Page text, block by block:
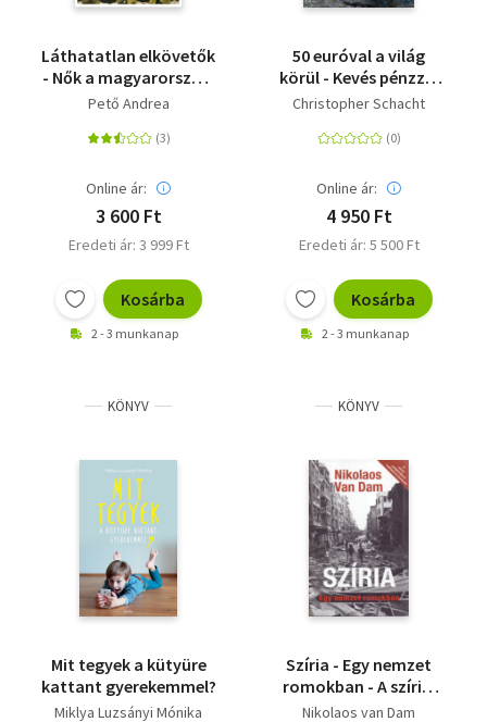
Láthatatlan elkövetők
- Nők a magyarországi
nyilasmozgalomban
Pető Andrea
Online ár:
3 600 Ft
Eredeti ár: 3 999 Ft
Kosárba
2 - 3 munkanap
50 euróval a világ
körül - Kevés pénzzel
indultam - gazdagon
Christopher Schacht
Online ár:
4 950 Ft
Eredeti ár: 5 500 Ft
Kosárba
2 - 3 munkanap
KÖNYV
Mit tegyek a kütyüre
kattant gyerekemmel?
Miklya Luzsányi Mónika
KÖNYV
Szíria - Egy nemzet
romokban - A szíriai
polgárháború
Nikolaos van Dam